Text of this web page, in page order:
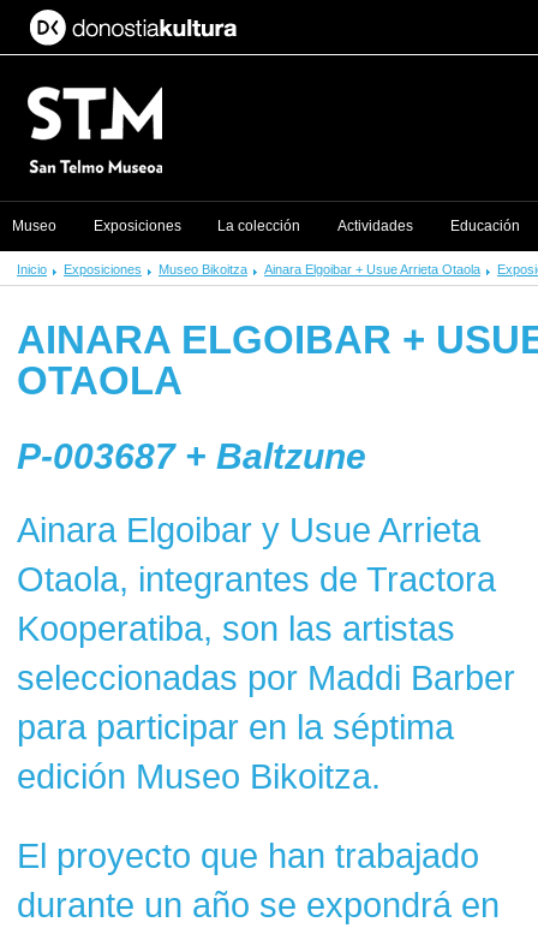
Inicio Exposiciones Museo Bikoitza Ainara Elgoibar + Usue Arrieta Otaola
AINARA ELGOIBAR +
OTAOLA
P-003687 + Baltzune
Ainara Elgoibar y Usue Arrieta
Otaola, integrantes de Tractora
Kooperatiba, son las artistas
seleccionadas por Maddi Barber
para participar en la séptima
edición Museo Bikoitza.
El proyecto que han trabajado
durante un año se expondrá en
Museo Exposiciones La colección Actividades Educación